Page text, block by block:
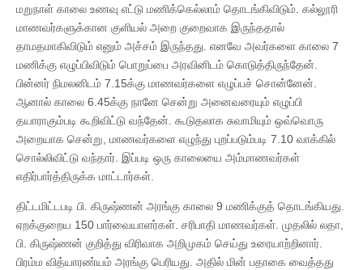
மறுநாள் காலை உணவு எட்டு மணிக்கெல்லாம் தொடங்கிவிடும். கல்லூரி
மாணவர்களுக்கான குளியல் அறை குறைவாக இருந்ததால்
தாமதமாகிவிடும் எனும் அச்சம் இருந்தது. எனவே அவர்களை காலை 7
மணிக்கு எழுப்பிவிடும் பொறுப்பை அரவினிடம் கொடுத்திருந்தேன்.
பின்னர் நிமலனிடம் 7.15க்கு மாணவர்களை எழுப்பச் சொன்னேன்.
ஆனால் காலை 6.45க்கு நானே சென்று அனைவரையும் எழுப்பி
தயாராகும்படி கூறிவிட்டு வந்தேன். கூடுதலாக சுவாமியும் ஒவ்வொரு
அறையாக சென்று, மாணவர்களை எழுந்து புறப்படும்படி 7.10 வாக்கில்
சொல்லிவிட்டு வந்தார். இப்படி ஒரு காலையை அம்மாணவர்கள்
எதிர்பார்த்திருக்க மாட்டார்கள்.
திட்டமிட்டபடி பி. கிருஷ்ணன் அரங்கு காலை 9 மணிக்குத் தொடங்கியது.
ஏறக்குறைய 150 பார்வையாளர்கள். சரிபாதி மாணவர்கள். முதலில் லதா,
பி. கிருஷ்ணன் குறித்து விரிவாக அறிமுகம் செய்து உரையாற்றினார்.
பிரம்ம வித்யாரண்யம் அரங்கு பெரியது. அதில் மின் பதாகை வைத்தது